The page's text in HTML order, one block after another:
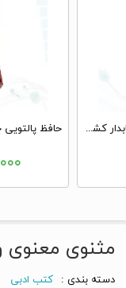
دیوان حافظ جیبی گلاسه چرم قابدار کشویی پلاک فلزی طرح مس مقبره حافظ
مثنوی معنوی
دسته بندی :
کتب ادبی